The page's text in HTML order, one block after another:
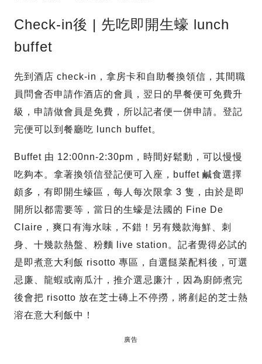
Check-in後 | 先吃即開生蠔 lunch
buffet
先到酒店 check-in，拿房卡和自助餐換領信，其間職
員問會否申請作酒店的會員，翌日的早餐便可免費升
級，申請做會員是免費，所以記者便一併申請。登記
完便可以到餐廳吃 lunch buffet。
Buffet 由 12:00nn-2:30pm，時間好鬆動，可以慢慢
吃夠本。拿著換領信登記便可入座，buffet 鹹食選擇
頗多，有即開生蠔區，每人每次限拿 3 隻，由於是即
開所以都需要等，當日的生蠔是法國的 Fine De
Claire，爽口有海水味，不錯！另有幾款海鮮、刺
身、十幾款熱盤、粉麵 live station。記者覺得必試的
是即煮意大利飯 risotto 專區，自選餸菜配料後，可選
忌廉、龍蝦或南瓜汁，推介選忌廉汁，因為廚師煮完
後會把 risotto 放在芝士磚上不停撈，將剷起的芝士熱
溶在意大利飯中！
廣告